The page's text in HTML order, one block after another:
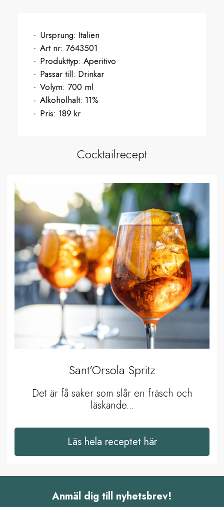
Ursprung: Italien
Art nr: 7643501
Produkttyp: Aperitivo
Passar till: Drinkar
Volym: 700 ml
Alkoholhalt: 11%
Pris: 189 kr
Cocktailrecept
Sant’Orsola Spritz
Det är få saker som slår en fräsch och
läskande...
Läs hela receptet här
Anmäl dig till nyhetsbrev!